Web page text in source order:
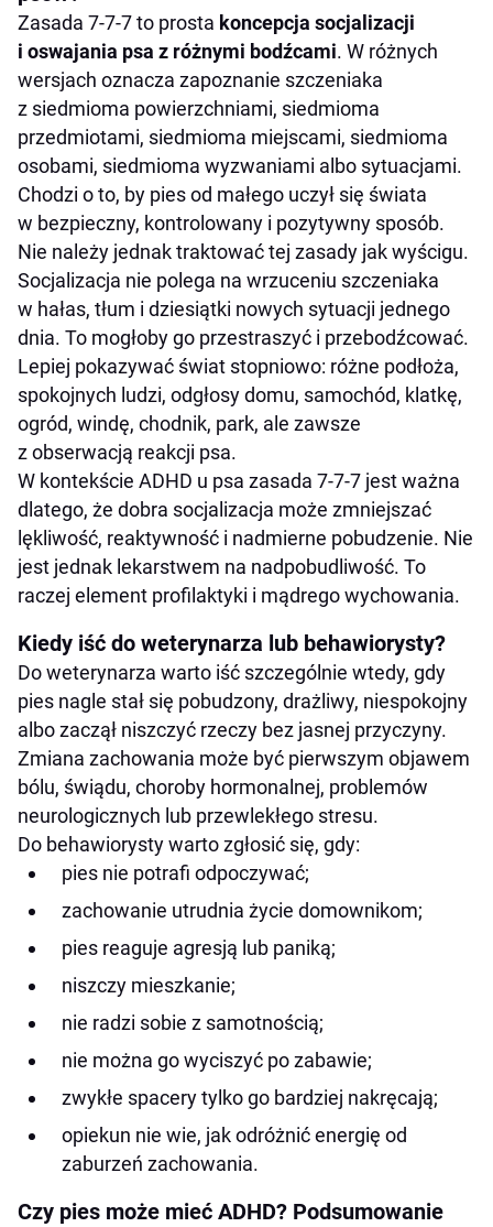
Zasada 7-7-7 to prosta koncepcja socjalizacji
i oswajania psa z różnymi bodźcami. W różnych
wersjach oznacza zapoznanie szczeniaka
z siedmioma powierzchniami, siedmioma
przedmiotami, siedmioma miejscami, siedmioma
osobami, siedmioma wyzwaniami albo sytuacjami.
Chodzi o to, by pies od małego uczył się świata
w bezpieczny, kontrolowany i pozytywny sposób.
Nie należy jednak traktować tej zasady jak wyścigu.
Socjalizacja nie polega na wrzuceniu szczeniaka
w hałas, tłum i dziesiątki nowych sytuacji jednego
dnia. To mogłoby go przestraszyć i przebodźcować.
Lepiej pokazywać świat stopniowo: różne podłoża,
spokojnych ludzi, odgłosy domu, samochód, klatkę,
ogród, windę, chodnik, park, ale zawsze
z obserwacją reakcji psa.
W kontekście ADHD u psa zasada 7-7-7 jest ważna
dlatego, że dobra socjalizacja może zmniejszać
lękliwość, reaktywność i nadmierne pobudzenie. Nie
jest jednak lekarstwem na nadpobudliwość. To
raczej element profilaktyki i mądrego wychowania.
Kiedy iść do weterynarza lub behawiorysty?
Do weterynarza warto iść szczególnie wtedy, gdy
pies nagle stał się pobudzony, drażliwy, niespokojny
albo zaczął niszczyć rzeczy bez jasnej przyczyny.
Zmiana zachowania może być pierwszym objawem
bólu, świądu, choroby hormonalnej, problemów
neurologicznych lub przewlekłego stresu.
Do behawiorysty warto zgłosić się, gdy:
pies nie potrafi odpoczywać;
zachowanie utrudnia życie domownikom;
pies reaguje agresją lub paniką;
niszczy mieszkanie;
nie radzi sobie z samotnością;
nie można go wyciszyć po zabawie;
zwykłe spacery tylko go bardziej nakręcają;
opiekun nie wie, jak odróżnić energię od
zaburzeń zachowania.
Czy pies może mieć ADHD? Podsumowanie